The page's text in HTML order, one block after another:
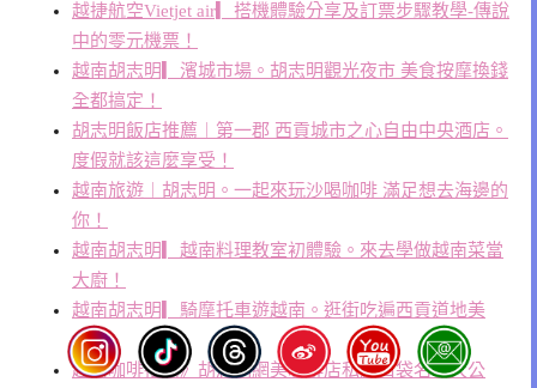
越捷航空Vietjet air▎搭機體驗分享及訂票步驟教學-傳說
中的零元機票！
越南胡志明▎濱城市場。胡志明觀光夜市 美食按摩換錢
全都搞定！
胡志明飯店推薦︱第一郡 西貢城市之心自由中央酒店。
度假就該這麼享受！
越南旅遊︱胡志明。一起來玩沙喝咖啡 滿足想去海邊的
你！
越南胡志明▎越南料理教室初體驗。來去學做越南菜當
大廚！
越南胡志明▎騎摩托車遊越南。逛街吃遍西貢道地美
食！
越南咖啡推薦》胡志明網美咖啡店私藏口袋名單大公